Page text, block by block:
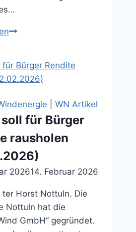
Thema
beschönigt
(13.05.2026)
WN Artikel
soll für Bürger
rausholen
202614. Februar 2026
ter Horst Nottuln. Die
Nottuln hat die
GmbH“ gegründet.